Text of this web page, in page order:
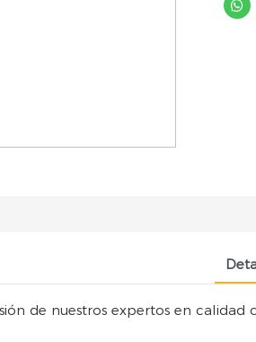
de nuestros expertos en calidad